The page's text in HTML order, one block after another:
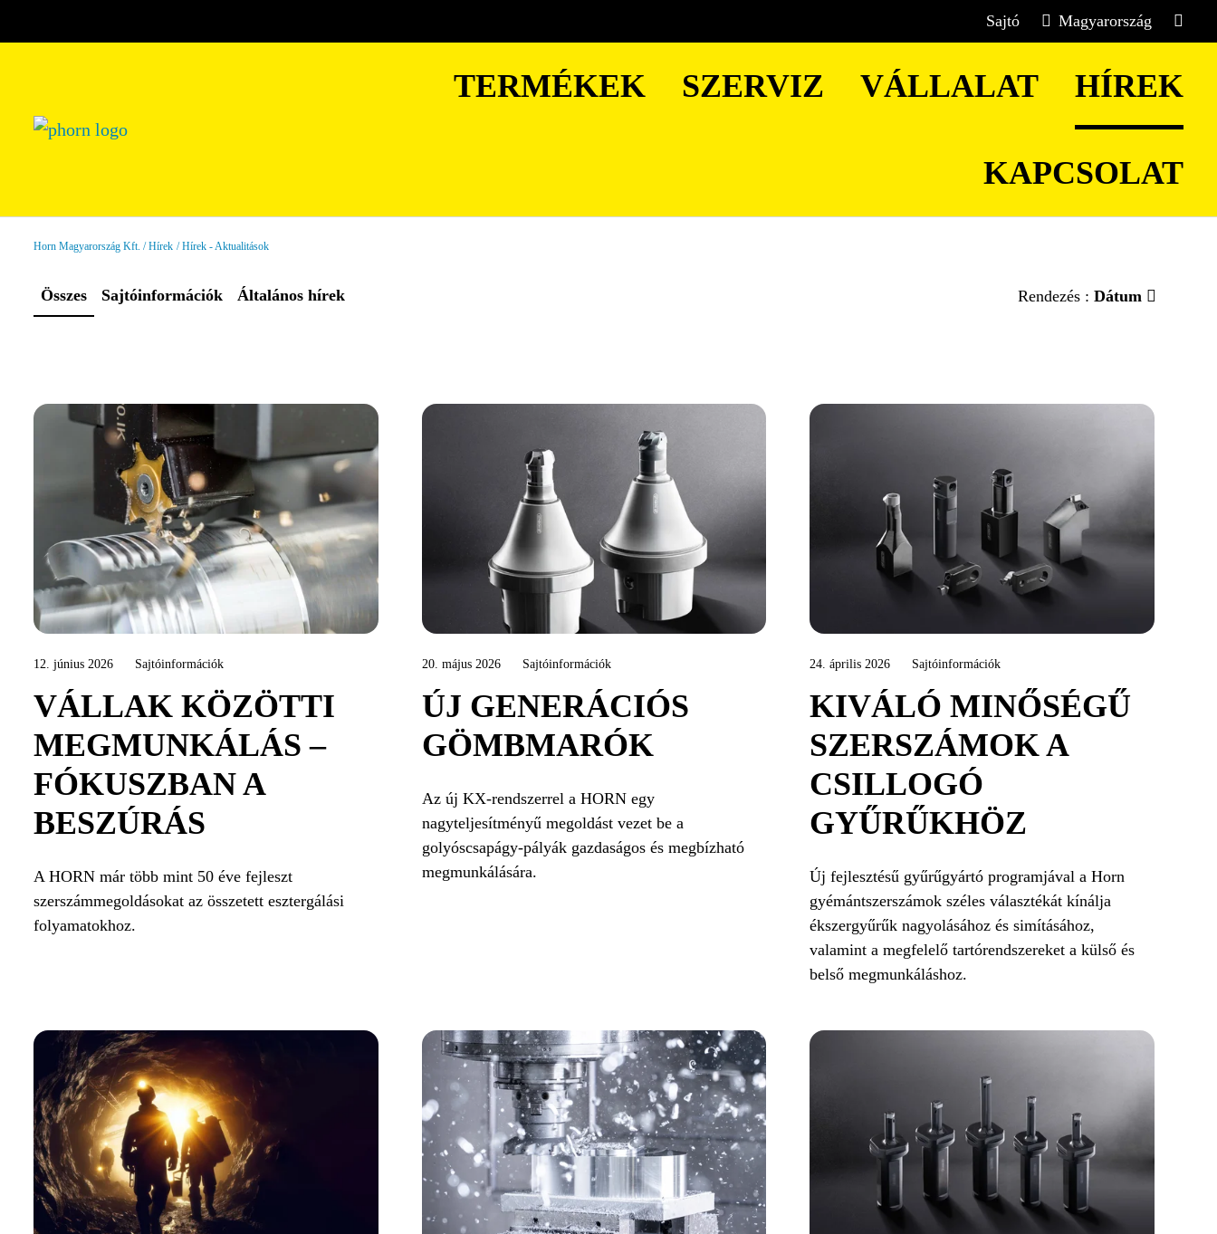
Sajtó Magyarország
TERMÉKEK SZERVIZ VÁLLALAT HÍREK
KAPCSOLAT
Horn Magyarország Kft. Hírek Hírek - Aktualitások
Összes Sajtóinformációk Általános hírek Rendezés : Dátum
12. június 2026 Sajtóinformációk
VÁLLAK KÖZÖTTI
MEGMUNKÁLÁS –
FÓKUSZBAN A
BESZÚRÁS
A HORN már több mint 50 éve fejleszt
szerszámmegoldásokat az összetett esztergálási
folyamatokhoz.
20. május 2026 Sajtóinformációk
ÚJ GENERÁCIÓS
GÖMBMARÓK
Az új KX-rendszerrel a HORN egy
nagyteljesítményű megoldást vezet be a
golyóscsapágy-pályák gazdaságos és megbízható
megmunkálására.
24. április 2026 Sajtóinformációk
KIVÁLÓ MINŐSÉGŰ
SZERSZÁMOK A
CSILLOGÓ
GYŰRŰKHÖZ
Új fejlesztésű gyűrűgyártó programjával a Horn
gyémántszerszámok széles választékát kínálja
ékszergyűrűk nagyolásához és simításához,
valamint a megfelelő tartórendszereket a külső és
belső megmunkáláshoz.